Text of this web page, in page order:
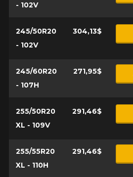
- 102V
245/50R20
- 102V
304,13$
245/60R20
- 107H
271,95$
255/50R20
XL - 109V
291,46$
255/55R20
XL - 110H
291,46$